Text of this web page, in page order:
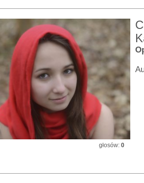
głosów: 0